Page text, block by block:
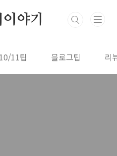
야기
11팁 블로그팁 리